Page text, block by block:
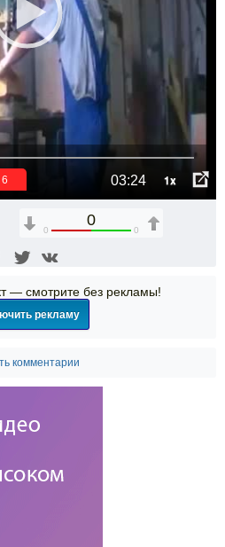
03:24 1x
6
0
0 0
— смотрите без рекламы!
рекламу
комментарии